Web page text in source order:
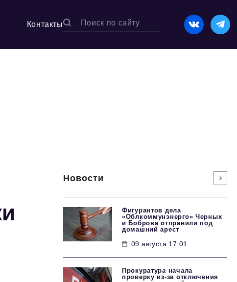
Контакты
Новости
Фигурантов дела
«Облкоммунэнерго» Черных
и Боброва отправили под
домашний арест
09 августа 17:01
Прокуратура начала
проверку из-за отключения